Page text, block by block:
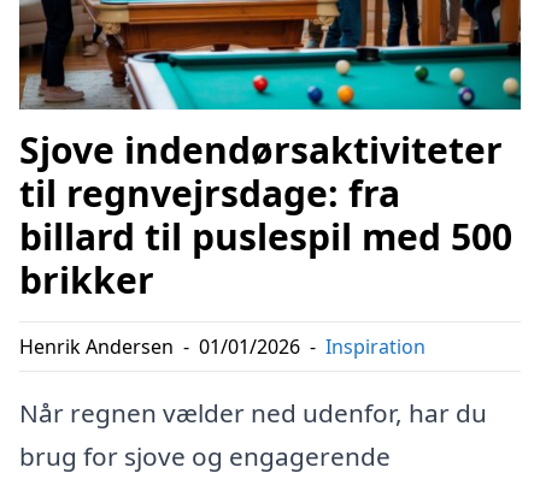
Sjove indendørsaktiviteter
til regnvejrsdage: fra
billard til puslespil med 500
brikker
Henrik Andersen - 01/01/2026 - Inspiration
Når regnen vælder ned udenfor, har du
brug for sjove og engagerende